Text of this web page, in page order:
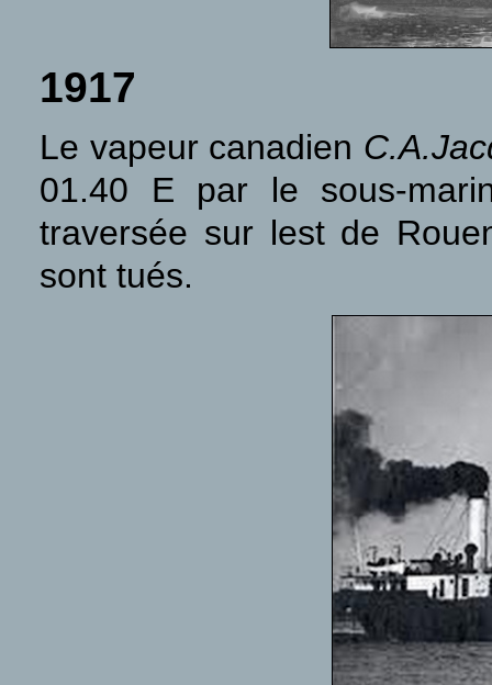
1917
Le vapeur canadien
01.40 E par le sous-
traversée sur lest de
sont tués.